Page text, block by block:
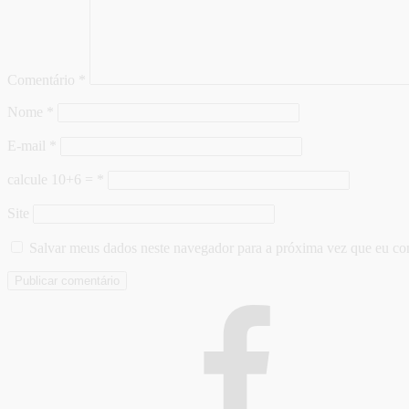
Comentário
Nome
E-mail
calcule 10+6 =
Site
Salvar meus dados neste navegador para a próxima vez que eu